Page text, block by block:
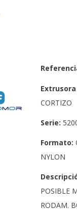
CORTIZO
Serie:
Formato:
NYLON
POSIBLE
RODAM.